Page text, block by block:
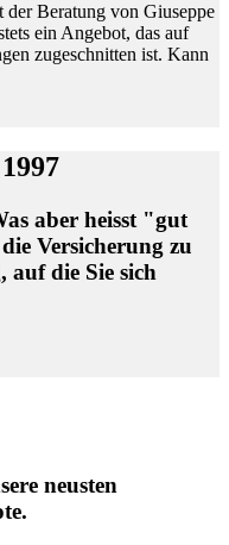
der Beratung von Giuseppe
ein Angebot, das auf
zugeschnitten ist. Kann
aber heisst "gut
Versicherung zu
auf die Sie sich
neusten